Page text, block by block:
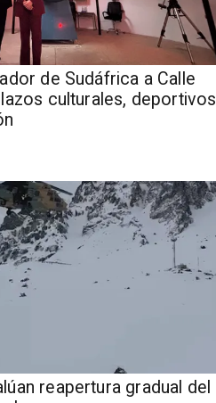
de Sudáfrica a Calle
culturales, deportivos
reapertura gradual del